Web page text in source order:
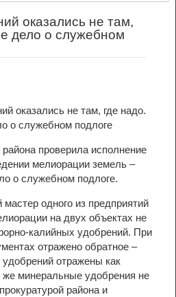
оказались не там,
дело о служебном
района проверила исполнение
мелиорации земель –
о служебном подлоге.
одного из предприятий
на двух объектах не
калийных удобрений. При
отражено обратное –
отражены как
же минеральные удобрения не
района и